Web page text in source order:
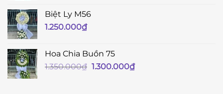
Biệt Ly M56
1.250.000₫
Hoa Chia Buồn 75
1.350.000₫ Giá
1.300.000₫Giá